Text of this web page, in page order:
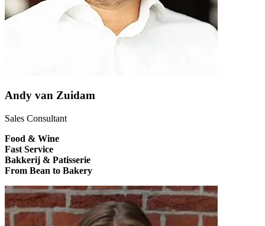
Andy van Zuidam
Sales Consultant
Food & Wine
Fast Service
Bakkerij & Patisserie
From Bean to Bakery